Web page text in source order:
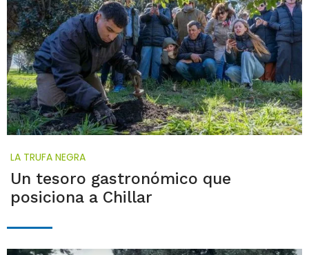
LA TRUFA NEGRA
Un tesoro gastronómico que
posiciona a Chillar